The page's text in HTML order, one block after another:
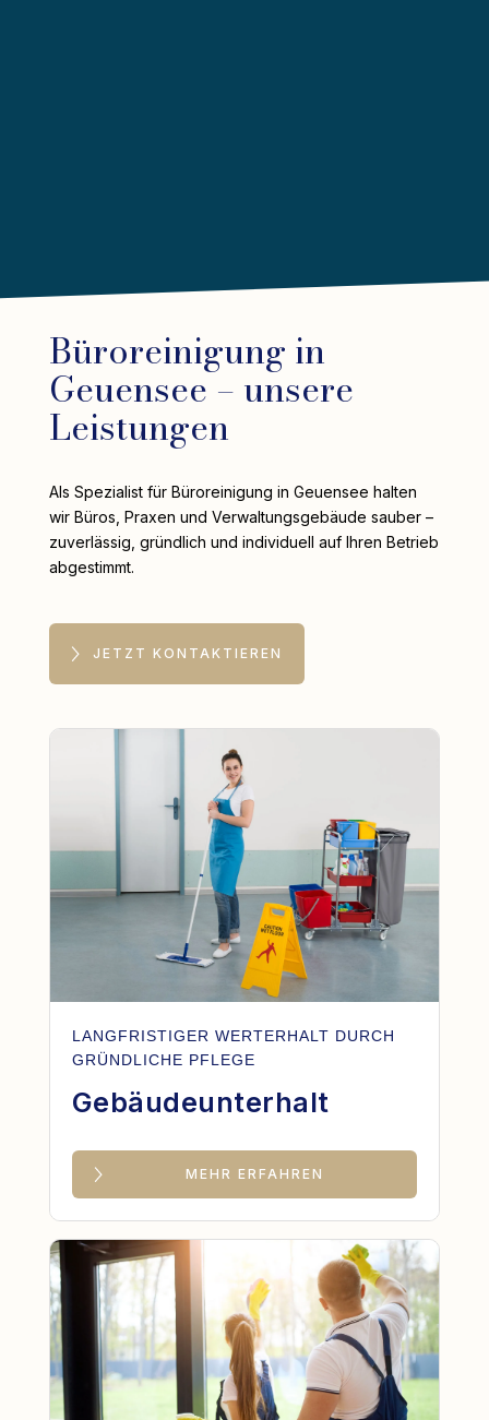
Büroreinigung in
Geuensee – unsere
Leistungen
Als Spezialist für Büroreinigung in Geuensee halten
wir Büros, Praxen und Verwaltungsgebäude sauber –
zuverlässig, gründlich und individuell auf Ihren Betrieb
abgestimmt.
JETZT KONTAKTIEREN
LANGFRISTIGER WERTERHALT DURCH
GRÜNDLICHE PFLEGE
Gebäudeunterhalt
MEHR ERFAHREN